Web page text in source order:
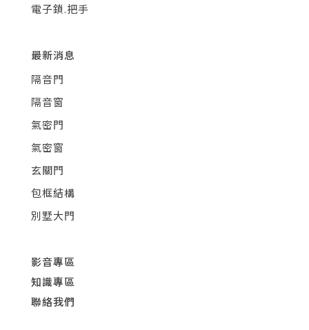
電子鎖.把手
最新消息
隔音門
隔音窗
氣密門
氣密窗
玄關門
包框結構
別墅大門
影音專區
知識專區
聯絡我們